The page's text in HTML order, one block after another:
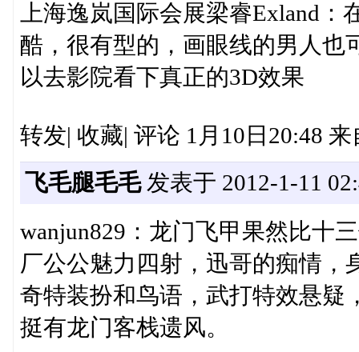
上海逸岚国际会展梁睿Exland：
酷，很有型的，画眼线的男人也
以去影院看下真正的3D效果
转发| 收藏| 评论 1月10日20:48
飞毛腿毛毛发表于 2012-1-11
wanjun829：龙门飞甲果然比十
厂公公魅力四射，迅哥的痴情，
奇特装扮和鸟语，武打特效悬疑
挺有龙门客栈遗风。